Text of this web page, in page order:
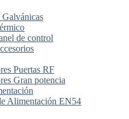
de control
Puertas RF
Gran potencia
Alimentación EN54